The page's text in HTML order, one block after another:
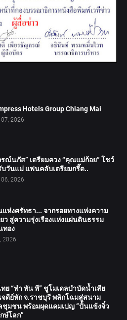
Hotels Group Chiang Mai
2026
รณ์นภัส” เตรียมควง “คุณแม่ก้อย” โชว์
บวันแม่ แฟนคลับเตรียมกรี๊ด..
2026
ห่งศรัทธา... จากรอยทางแห่งความ
ว สู่ความรุ่งเรืองแห่งแผ่นดินธรรม
ทอง
2026
ย “ทำ ทัน ที” ชูโมเดลบำบัดน้ำเสีย
จดีย์หัก จ.ราชบุรี พลิกโฉมสู่สนาม
ชุมชน พร้อมผุดแคมเปญ “ปั้นแข้งจิ๋ว
ษ์โลก”